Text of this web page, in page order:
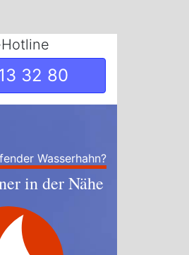
32 80
Wasserhahn?
in der Nähe